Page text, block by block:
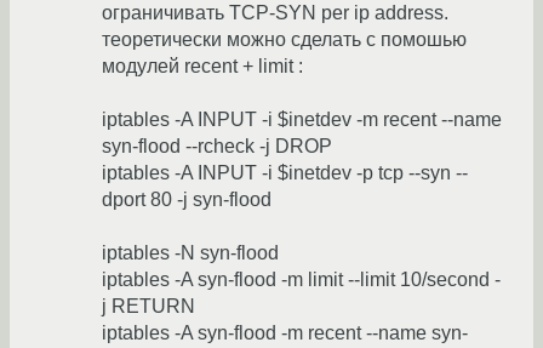
ограничивать TCP-SYN per ip address.
теоретически можно сделать с помошью
модулей recent + limit :
iptables -A INPUT -i $inetdev -m recent --name
syn-flood --rcheck -j DROP
iptables -A INPUT -i $inetdev -p tcp --syn --
dport 80 -j syn-flood
iptables -N syn-flood
iptables -A syn-flood -m limit --limit 10/second -
j RETURN
iptables -A syn-flood -m recent --name syn-